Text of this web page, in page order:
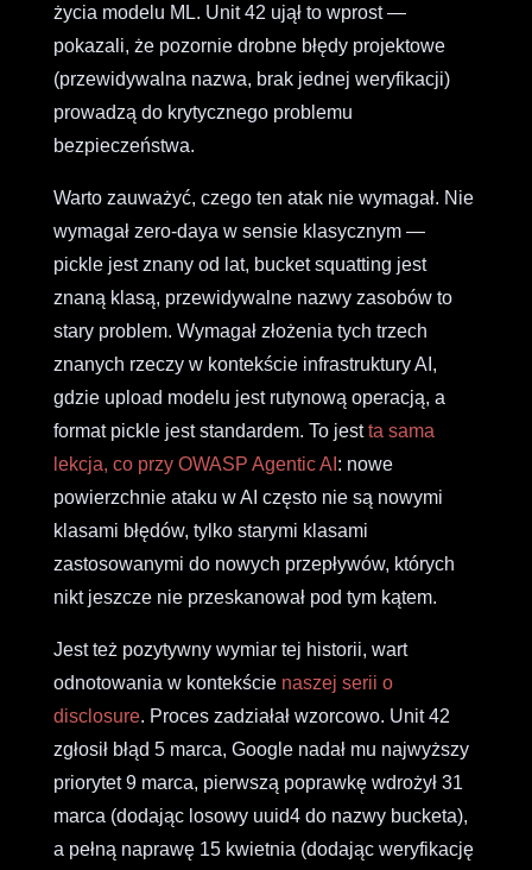
życia modelu ML. Unit 42 ujął to wprost —
pokazali, że pozornie drobne błędy projektowe
(przewidywalna nazwa, brak jednej weryfikacji)
prowadzą do krytycznego problemu
bezpieczeństwa.
Warto zauważyć, czego ten atak nie wymagał. Nie
wymagał zero-daya w sensie klasycznym —
pickle jest znany od lat, bucket squatting jest
znaną klasą, przewidywalne nazwy zasobów to
stary problem. Wymagał złożenia tych trzech
znanych rzeczy w kontekście infrastruktury AI,
gdzie upload modelu jest rutynową operacją, a
format pickle jest standardem. To jestta sama
lekcja, co przy OWASP Agentic AI : nowe
powierzchnie ataku w AI często nie są nowymi
klasami błędów, tylko starymi klasami
zastosowanymi do nowych przepływów, których
nikt jeszcze nie przeskanował pod tym kątem.
Jest też pozytywny wymiar tej historii, wart
odnotowania w kontekście naszej serii o
disclosure. Proces zadziałał wzorcowo. Unit 42
zgłosił błąd 5 marca, Google nadał mu najwyższy
priorytet 9 marca, pierwszą poprawkę wdrożył 31
marca (dodając losowy uuid4 do nazwy bucketa),
a pełną naprawę 15 kwietnia (dodając weryfikację